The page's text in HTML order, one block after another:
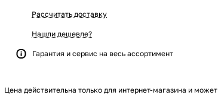
Рассчитать доставку
Нашли дешевле?
Гарантия и сервис на весь ассортимент
Цена действительна только для интернет-магазина и может